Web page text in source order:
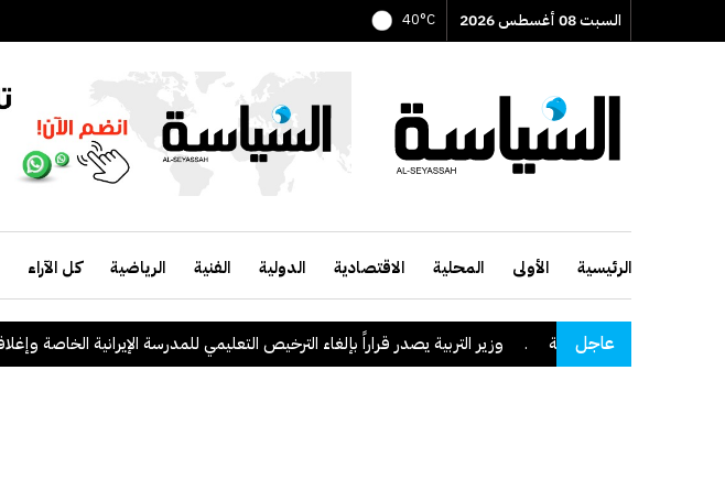
السبت 08 أغسطس 2026 40°C
الرئيسية الأولى المحلية الاقتصادية الدولية الفنية الرياضية كل الآراء
عاجل
نجران السعودية . وزير التربية يصدر قراراً بإلغاء الترخيص التعليمي للمدرسة الإيرانية الخاصة وإغلاقها